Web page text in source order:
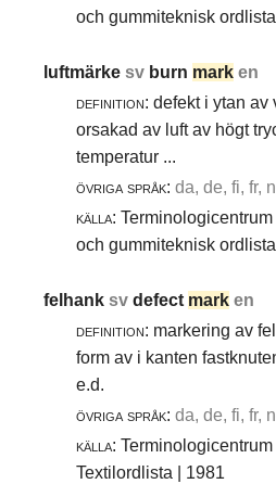
och gummiteknisk
luftmärkesv burn mark en
definition: defekt i ytan av
orsakad av luft av högt
temperatur ...
övriga språk: da, de, fi, fr,
källa:
och gummiteknisk
felhanksvdefect mark en
definition: markering av
form av i kanten
e.d.
övriga språk: da, de, fi, fr,
källa:
Textilordlista | 1981